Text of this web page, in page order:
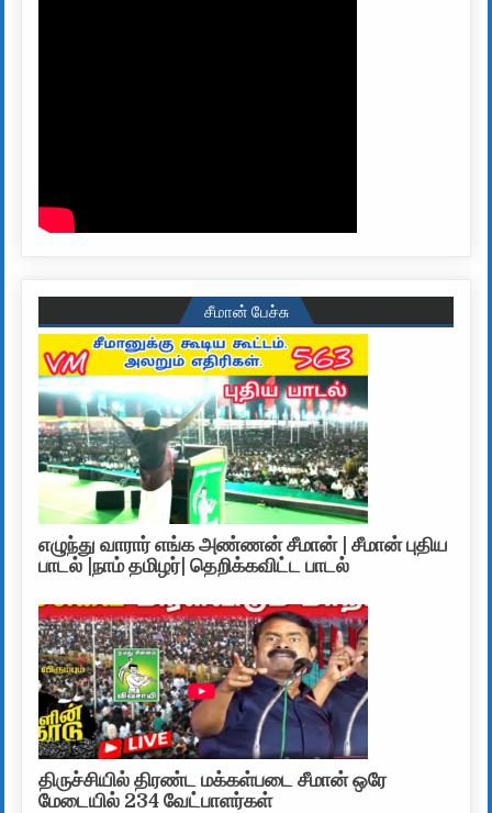
சீமான் பேச்சு
எழுந்து வாரார் எங்க அண்ணன் சீமான் | சீமான் புதிய
பாடல் |நாம் தமிழர்| தெறிக்கவிட்ட பாடல்
திருச்சியில் திரண்ட மக்கள்படை சீமான் ஒரே
மேடையில் 234 வேட்பாளர்கள்